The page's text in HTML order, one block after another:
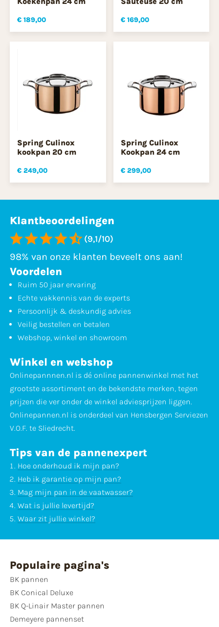
€ 189,00 € 169,00
Spring Culinox
kookpan 20 cm
€ 249,00
Spring Culinox
Kookpan 24 cm
€ 299,00
Klantbeoordelingen
(9,1/10)
98% van onze klanten beveelt ons aan!
Voordelen
Ruim 50 jaar ervaring
Echte vakkennis van de experts
Persoonlijk & deskundig advies
Veilig bestellen en betalen
Webshop, winkel en showroom
Winkel en webshop
Onlinepannnen.nl is dé online pannenwinkel met het
grootste assortiment en de bekendste merken, tegen
prijzen die ver onder de winkel adviesprijzen liggen.
Onlinepannen.nl is onderdeel van Hensbergen Serviezen
V.O.F. te Sliedrecht.
Tips van de pannenexpert
Hoe onderhoud ik mijn pan?
Heb ik garantie op mijn pan?
Mag mijn pan in de vaatwasser?
Wat is jullie levertijd?
Waar zit jullie winkel?
Populaire pagina's
BK pannen
BK Conical Deluxe
BK Q-Linair Master pannen
Demeyere pannenset